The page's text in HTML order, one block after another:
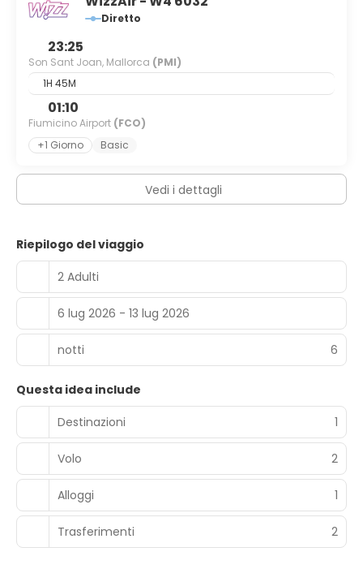
Diretto
23:25
Son Sant Joan, Mallorca (PMI)
1H 45M
01:10
Fiumicino Airport (FCO)
+1 Giorno
Basic
Vedi i dettagli
Riepilogo del viaggio
2 Adulti
6 lug 2026 - 13 lug 2026
notti 6
Questa idea include
Destinazioni
1
Volo 2
Alloggi 1
Trasferimenti 2